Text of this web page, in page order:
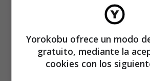
Yorokobu ofrece un modo
gratuito, mediante la
cookies con los